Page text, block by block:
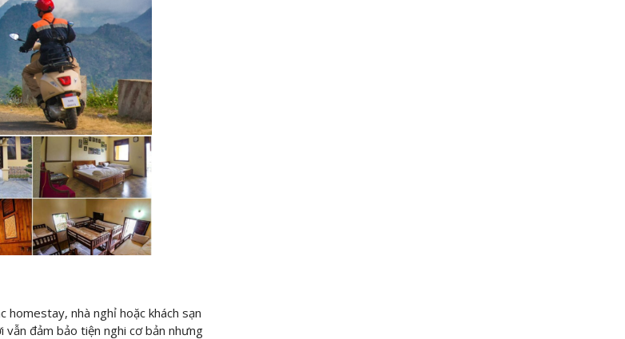
homestay, nhà nghỉ hoặc khách sạn
vẫn đảm bảo tiện nghi cơ bản nhưng